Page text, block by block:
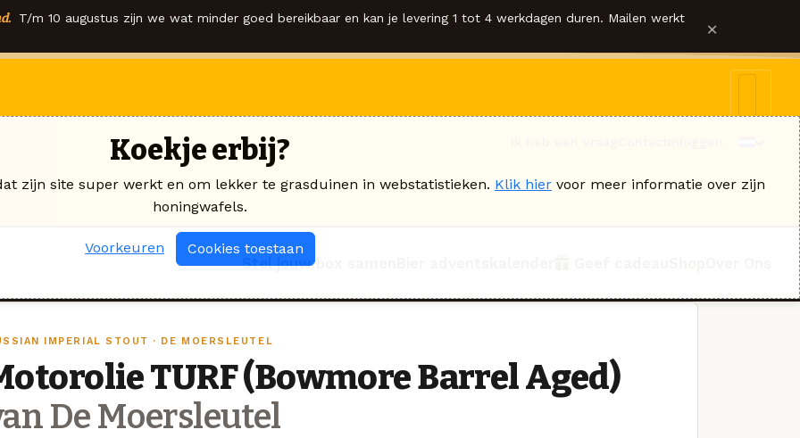
T/m 10 augustus zijn we wat minder goed bereikbaar en kan je levering 1 tot 4 werkdagen duren. Mailen werkt ×
Stel jouw box samen
IMPERIAL STOUT · DE MOERSLEUTEL
TURF (Bowmore Barrel Aged)
De Moersleutel
Koekje erbij?
zijn site super werkt en om lekker te grasduinen in webstatistieken. Klik hier voor meer informatie over zijn
honingwafels.
Voorkeuren Cookies toestaan